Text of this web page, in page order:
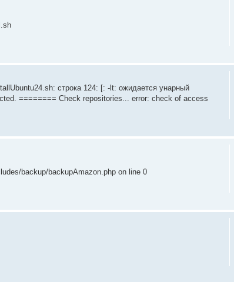
строка 124: [: -lt: ожидается унарный
======== Check repositories... error: check of access
backup/backupAmazon.php on line 0